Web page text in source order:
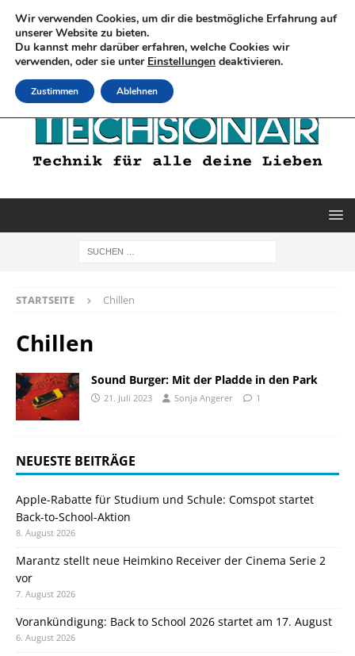
STARTSEITE Chillen
Chillen
Sound Burger: Mit der Pladde in den Park
21. Juli 2023 Sonja Angerer 1
NEUESTE BEITRÄGE
Apple-Rabatte für Studium und Schule: Comspot startet
Back-to-School-Aktion
8. August 2026
Marantz stellt neue Heimkino Receiver der Cinema Serie 2
vor
7. August 2026
Vorankündigung: Back to School 2026 startet am 17. August
6. August 2026
Wir verwenden Cookies, um dir die bestmögliche Erfahrung auf
unserer Website zu bieten.
Du kannst mehr darüber erfahren, welche Cookies wir
verwenden, oder sie unter Einstellungen deaktivieren.
Zustimmen Ablehnen